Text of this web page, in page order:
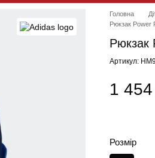
Головна
Рюкзак Power
Рюкзак
Артикул:
1 454
Розмір